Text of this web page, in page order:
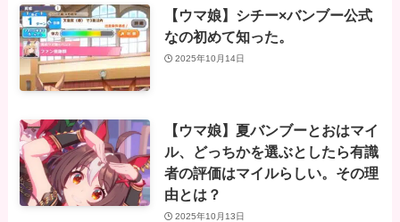
【ウマ娘】シチー×バンブー公式
なの初めて知った。
2025年10月14日
【ウマ娘】夏バンブーとおはマイ
ル、どっちかを選ぶとしたら有識
者の評価はマイルらしい。その理
由とは？
2025年10月13日